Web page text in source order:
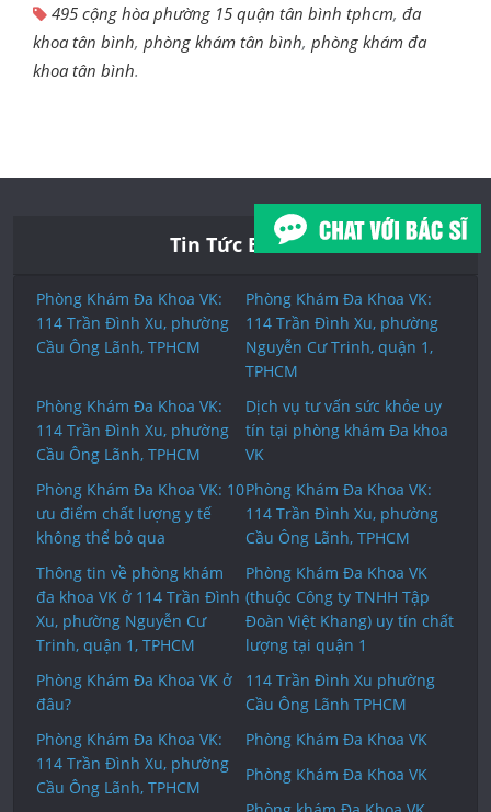
495 cộng hòa phường 15 quận tân bình tphcm, đa
khoa tân bình, phòng khám tân bình, phòng khám đa
khoa tân bình.
Tin Tức Báo Chí
Phòng Khám Đa Khoa VK:
114 Trần Đình Xu, phường
Cầu Ông Lãnh, TPHCM
Phòng Khám Đa Khoa VK:
114 Trần Đình Xu, phường
Nguyễn Cư Trinh, quận 1,
TPHCM
Phòng Khám Đa Khoa VK:
114 Trần Đình Xu, phường
Cầu Ông Lãnh, TPHCM
Dịch vụ tư vấn sức khỏe uy
tín tại phòng khám Đa khoa
VK
Phòng Khám Đa Khoa VK: 10
ưu điểm chất lượng y tế
không thể bỏ qua
Phòng Khám Đa Khoa VK:
114 Trần Đình Xu, phường
Cầu Ông Lãnh, TPHCM
Thông tin về phòng khám
đa khoa VK ở 114 Trần Đình
Xu, phường Nguyễn Cư
Trinh, quận 1, TPHCM
Phòng Khám Đa Khoa VK
(thuộc Công ty TNHH Tập
Đoàn Việt Khang) uy tín chất
lượng tại quận 1
Phòng Khám Đa Khoa VK ở
đâu?
114 Trần Đình Xu phường
Cầu Ông Lãnh TPHCM
Phòng Khám Đa Khoa VK:
114 Trần Đình Xu, phường
Cầu Ông Lãnh, TPHCM
Phòng Khám Đa Khoa VK
Phòng Khám Đa Khoa VK